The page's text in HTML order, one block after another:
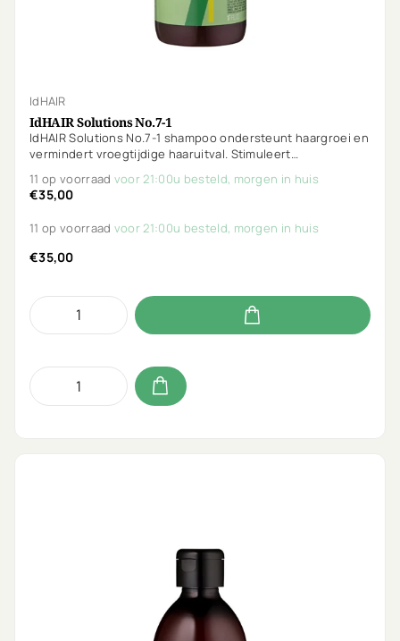
IdHAIR
IdHAIR Solutions No.7-1
IdHAIR Solutions No.7-1 shampoo ondersteunt haargroei en
vermindert vroegtijdige haaruitval. Stimuleert
Vegan, parfumvrij & Curly Girl proof.
11 op voorraad voor 21:00u besteld, morgen in huis
€35,00
11 op voorraad voor 21:00u besteld, morgen in huis
€35,00